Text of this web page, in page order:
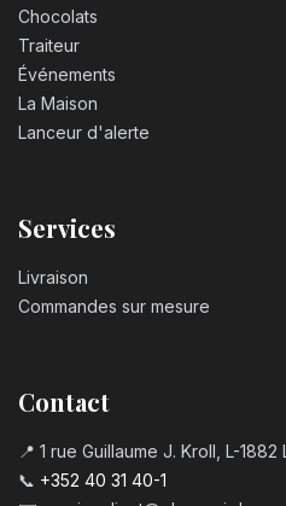
Chocolats
Traiteur
Événements
La Maison
Lanceur d'alerte
Services
Livraison
Commandes sur mesure
Contact
📍 1 rue Guillaume J. Kroll, L-
📞 +352 40 31 40-1